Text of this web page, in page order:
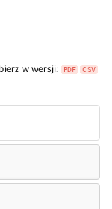
w wersji: PDF CSV